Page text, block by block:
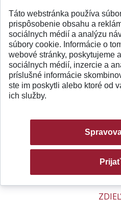
Označenie projektu: Európsky
Slovenský názov:
anglického
Doba riešenia:
Koordinátor projektu: ESF
Táto webstránka používa
prispôsobenie obsahu a
sociálnych médií a analýzu
súbory cookie. Informácie o
webové stránky, poskytujeme
sociálnych médií, inzercie a
príslušné informácie
ste im poskytli alebo ktoré od
ich služby.